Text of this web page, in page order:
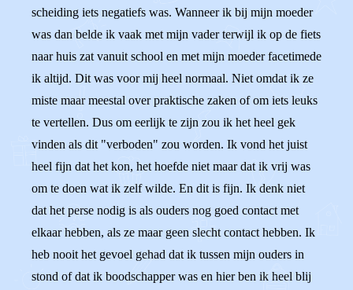
scheiding iets negatiefs was. Wanneer ik bij mijn moeder
was dan belde ik vaak met mijn vader terwijl ik op de fiets
naar huis zat vanuit school en met mijn moeder facetimede
ik altijd. Dit was voor mij heel normaal. Niet omdat ik ze
miste maar meestal over praktische zaken of om iets leuks
te vertellen. Dus om eerlijk te zijn zou ik het heel gek
vinden als dit "verboden" zou worden. Ik vond het juist
heel fijn dat het kon, het hoefde niet maar dat ik vrij was
om te doen wat ik zelf wilde. En dit is fijn. Ik denk niet
dat het perse nodig is als ouders nog goed contact met
elkaar hebben, als ze maar geen slecht contact hebben. Ik
heb nooit het gevoel gehad dat ik tussen mijn ouders in
stond of dat ik boodschapper was en hier ben ik heel blij